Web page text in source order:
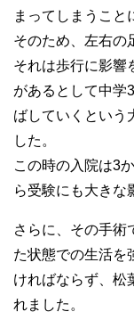
まってしまうこと
そのため、左右の
それは歩行に影響
があるとして中学
ばしていくという
した。
この時の入院は3
ら受験にも大きな
さらに、その手術
た状態での生活を
ければならず、松
れました。